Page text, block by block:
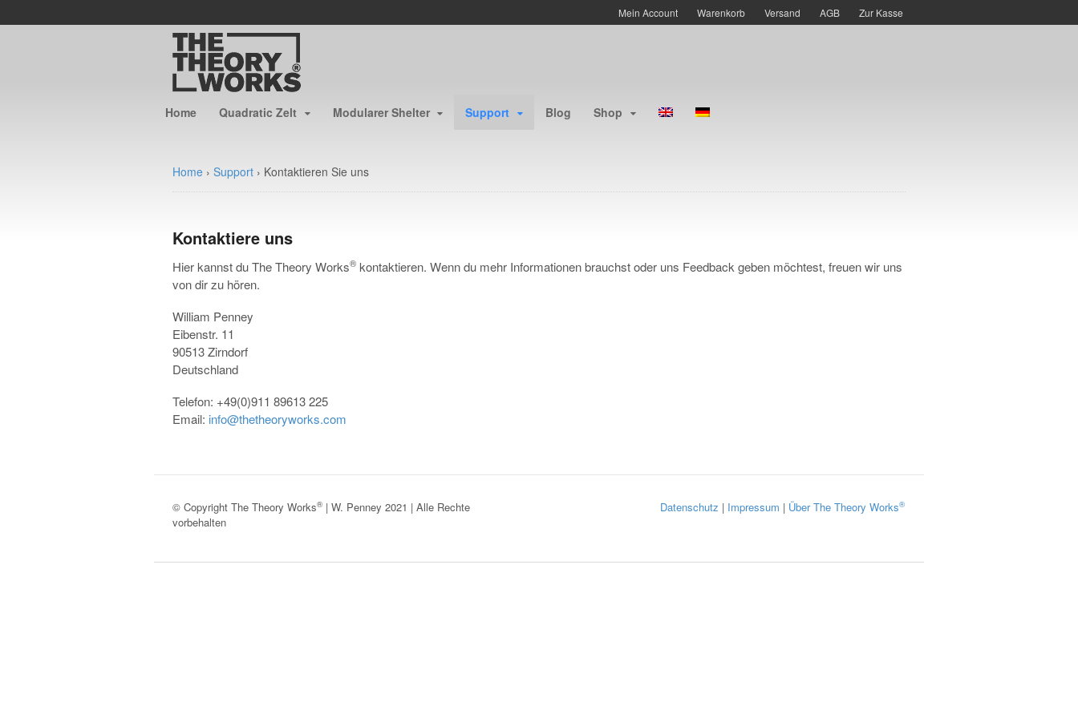
Mein Account Warenkorb Versand AGB Zur Kasse
Home Quadratic Zelt Modularer Shelter Support Blog Shop
Home › Support › Kontaktieren Sie uns
Kontaktiere uns
Hier kannst du The Theory Works®kontaktieren. Wenn du mehr Informationen brauchst oder uns Feedback geben möchtest, freuen wir uns
von dir zu hören.
William Penney
Eibenstr. 11
90513 Zirndorf
Deutschland
Telefon: +49(0)911 89613 225
Email: info@thetheoryworks.com
© Copyright The Theory Works®| W. Penney 2021 | Alle Rechte
vorbehalten
Datenschutz | Impressum | Über The Theory Works®